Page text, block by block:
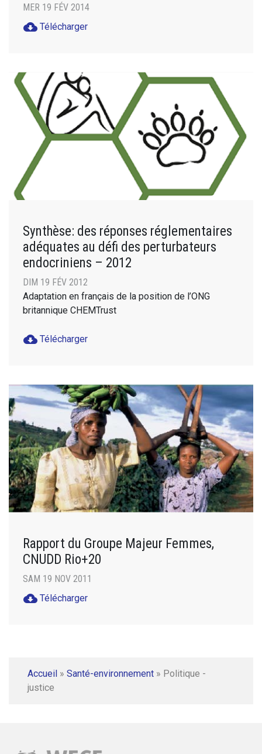
MER 19 FÉV 2014
cloud_download Télécharger
Synthèse: des réponses réglementaires
adéquates au défi des perturbateurs
endocriniens – 2012
DIM 19 FÉV 2012
Adaptation en français de la position de l’ONG
britannique CHEMTrust
cloud_download Télécharger
Rapport du Groupe Majeur Femmes,
CNUDD Rio+20
SAM 19 NOV 2011
cloud_download Télécharger
Accueil » Santé-environnement » Politique -
justice